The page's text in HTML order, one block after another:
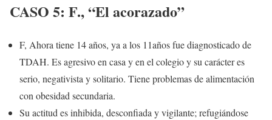
CASO 5: F., “El acorazado”
F, Ahora tiene 14 años, ya a los 11años fue diagnosticado de
TDAH. Es agresivo en casa y en el colegio y su carácter es
serio, negativista y solitario. Tiene problemas de alimentación
con obesidad secundaria.
Su actitud es inhibida, desconfiada y vigilante; refugiándose